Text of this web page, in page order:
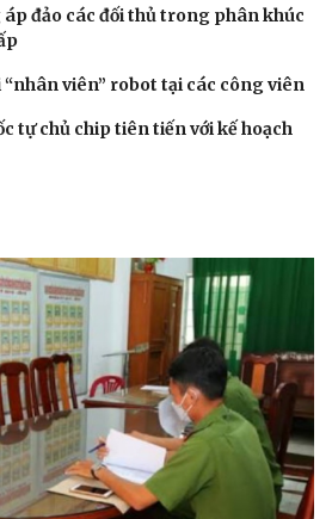
đảo các đối thủ trong phân khúc
viên” robot tại các công viên
tự chủ chip tiên tiến với kế hoạch